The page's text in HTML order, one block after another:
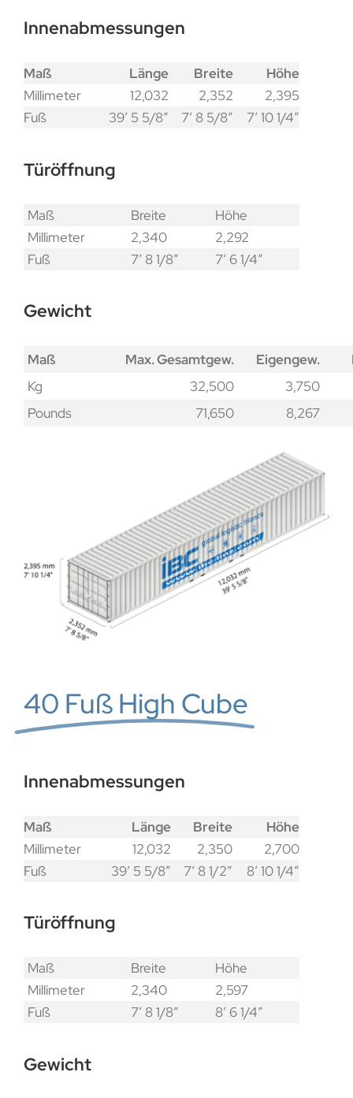
Innenabmessungen
Maß Länge Breite
Höhe
Millimeter
12,032 2,352
2,395
Fuß
39′ 5 5/8″ 7′ 8 5/8″ 7′ 10 1/4″
Türöffnung
Maß Breite
Höhe
Millimeter
2,340
2,292
Fuß
7′ 8 1/8″ 7′ 6 1/4″
Gewicht
Maß Max. Gesamtgew. Eigengew.
Kg
32,500
3,750
Pounds
71,650 8,267
40 Fuß High Cube
Innenabmessungen
Maß Länge Breite
Höhe
Millimeter
12,032 2,350
2,700
Fuß
39′ 5 5/8″ 7′ 8 1/2″ 8′ 10 1/4″
Türöffnung
Maß Breite
Höhe
Millimeter
2,340
2,597
Fuß
7′ 8 1/8″ 8′ 6 1/4″
Gewicht